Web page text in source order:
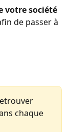
votre société
de passer à
chaque